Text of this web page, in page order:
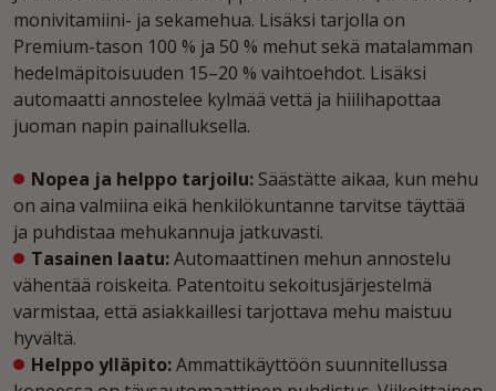
monivitamiini- ja sekamehua. Lisäksi tarjolla on
Premium-tason 100 % ja 50 % mehut sekä matalamman
hedelmäpitoisuuden 15–20 % vaihtoehdot. Lisäksi
automaatti annostelee kylmää vettä ja hiilihapottaa
juoman napin painalluksella.
Nopea ja helppo tarjoilu: Säästätte aikaa, kun mehu
on aina valmiina eikä henkilökuntanne tarvitse täyttää
ja puhdistaa mehukannuja jatkuvasti.
Tasainen laatu:Automaattinen mehun annostelu
vähentää roiskeita. Patentoitu sekoitusjärjestelmä
varmistaa, että asiakkaillesi tarjottava mehu maistuu
hyvältä.
Helppo ylläpito:Ammattikäyttöön suunnitellussa